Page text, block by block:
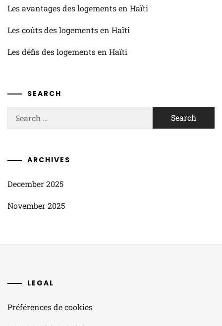
Les avantages des logements en Haïti
Les coûts des logements en Haïti
Les défis des logements en Haïti
SEARCH
for:
ARCHIVES
December 2025
November 2025
LEGAL
Préférences de cookies